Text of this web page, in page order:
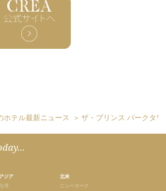
ホテル最新ニュース ザ・プリンス パークタ
アジア
台湾
北米
ニューヨーク